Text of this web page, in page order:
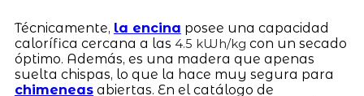
Técnicamente, la encina posee una capacidad
calorífica cercana a las 4.5 kWh/kg con un secado
óptimo. Además, es una madera que apenas
suelta chispas, lo que la hace muy segura para
chimeneasabiertas. En el catálogo de